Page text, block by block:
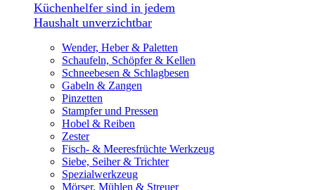
Küchenhelfer sind in jedem
Haushalt unverzichtbar
Wender, Heber & Paletten
Schaufeln, Schöpfer & Kellen
Schneebesen & Schlagbesen
Gabeln & Zangen
Pinzetten
Stampfer und Pressen
Hobel & Reiben
Zester
Fisch- & Meeresfrüchte Werkzeug
Siebe, Seiher & Trichter
Spezialwerkzeug
Mörser, Mühlen & Streuer